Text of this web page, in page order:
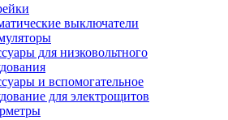
выключатели
для низковольтного
и вспомогательное
для электрощитов